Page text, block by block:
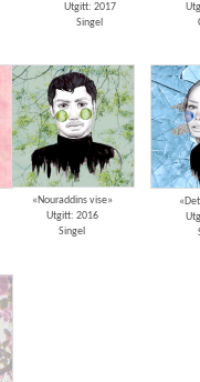
Utgitt: 2017
Singel
«Nouraddins vise»
Utgitt: 2016
Singel